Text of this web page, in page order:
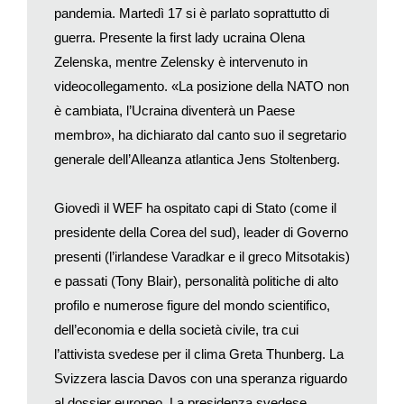
della guerra della Russia contro l’Ucraina. La Cina di Xi nel
febbraio dello scorso anno ha sancito un’amicizia senza limiti
con Vladimir Putin e non ha mai aderito alle sanzioni
occidentali, portando avanti invece numerose collaborazioni,
isolamento, epidemiologico e diplomatico, soprattutto con
l’Occidente, Pechino adesso è costretta a uscire perché per
far correre l’economia, l’innovazione e l’influenza diplomatica
serie di segnali che dimostrano questa direzione intrapresa da
Pechino.
Il dialogo con l’America, dopo mesi di gelo, si è riaperto, ed è
stato proprio Liu He a raggiungere mercoledì scorso a Zurigo,
per un bilaterale, la segretaria del Tesoro americana, Janet
Yellen. La conversazione tra i due sarebbe stata «franca» e
produttiva, nonostante le «molte aree di disaccordo». Ma se in
America la politica del sospetto nei confronti della Cina è ormai
bipartisan, cioè condivisa sia dai democratici sia dai
pandemia. Martedì 17 si è parlato soprattutto di
guerra. Presente la first lady ucraina Olena
Zelenska, mentre Zelensky è intervenuto in
videocollegamento. «La posizione della NATO non
è cambiata, l’Ucraina diventerà un Paese
membro», ha dichiarato dal canto suo il segretario
generale dell’Alleanza atlantica Jens Stoltenberg.
Giovedì il WEF ha ospitato capi di Stato (come il
presidente della Corea del sud), leader di Governo
presenti (l’irlandese Varadkar e il greco Mitsotakis)
e passati (Tony Blair), personalità politiche di alto
profilo e numerose figure del mondo scientifico,
dell’economia e della società civile, tra cui
l’attivista svedese per il clima Greta Thunberg. La
Svizzera lascia Davos con una speranza riguardo